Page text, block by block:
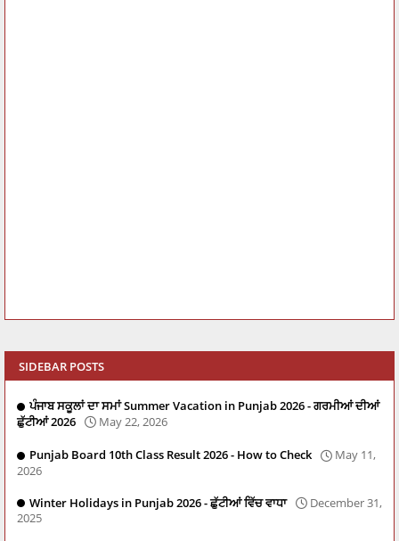
SIDEBAR POSTS
ਪੰਜਾਬ ਸਕੂਲਾਂ ਦਾ ਸਮਾਂ Summer Vacation in Punjab 2026 - ਗਰਮੀਆਂ ਦੀਆਂ
ਛੁੱਟੀਆਂ 2026
May 22, 2026
Punjab Board 10th Class Result 2026 - How to Check
May 11,
2026
Winter Holidays in Punjab 2026 - ਛੁੱਟੀਆਂ ਵਿੱਚ ਵਾਧਾ
December 31,
2025